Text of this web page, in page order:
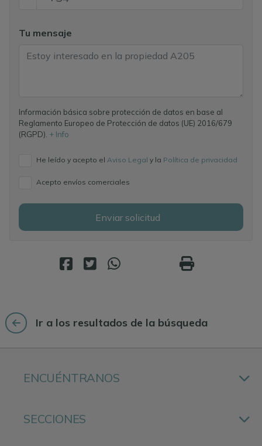
Tu mensaje
Información básica sobre protección de datos en base al
Reglamento Europeo de Protección de datos (UE) 2016/679
(RGPD). + Info
He leído y acepto el Aviso Legal y la Política de privacidad
Acepto envíos comerciales
Enviar solicitud
Ir a los resultados de la búsqueda
ENCUÉNTRANOS
SECCIONES